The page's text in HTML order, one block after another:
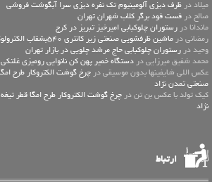
میلاد در ظرف دیزی آلومینیوم تک نفره دیزی سرا آبگوشت فروشی
صالح در فست فود برگر کلاب شهران تهران
ماندانا در رستوران چلوکبابی امیرخیز تبریز در کرج
رمضانی در ماشین ظرفشویی صنعتی زیر کانتری 540بشقاب الکترولوکس
وحید در رستوران چلوکبابی حاج مرشد چلویی در بازار تهران
محمد شفیق میرزایی در دستگاه خمیر پهن کن نانوایی رومیزی غلتکی
عكس اللي شايفينها بدون موسيقى در
صنعتی تمدن نژاد
کیک تولد با عکس بن تن در
نژاد
ارتباط